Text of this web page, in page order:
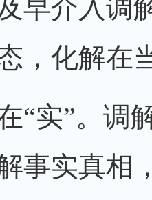
早介入调
，化解在
”。调
事实真相